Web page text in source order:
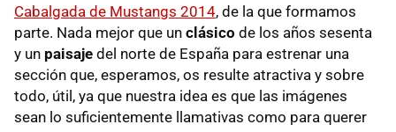
Cabalgada de Mustangs 2014, de la que formamos
parte. Nada mejor que un clásico de los años sesenta
y un paisaje del norte de España para estrenar una
sección que, esperamos, os resulte atractiva y sobre
todo, útil, ya que nuestra idea es que las imágenes
sean lo suficientemente llamativas como para querer